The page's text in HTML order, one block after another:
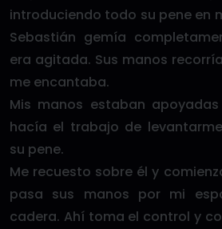
introduciendo todo su pene en
Sebastián gemía
era agitada. Sus manos
me encantaba.
Mis manos estaban
hacía el trabajo de
su pene.
Me recuesto sobre él y
pasa sus manos por mi
cadera. Ahí toma el control y